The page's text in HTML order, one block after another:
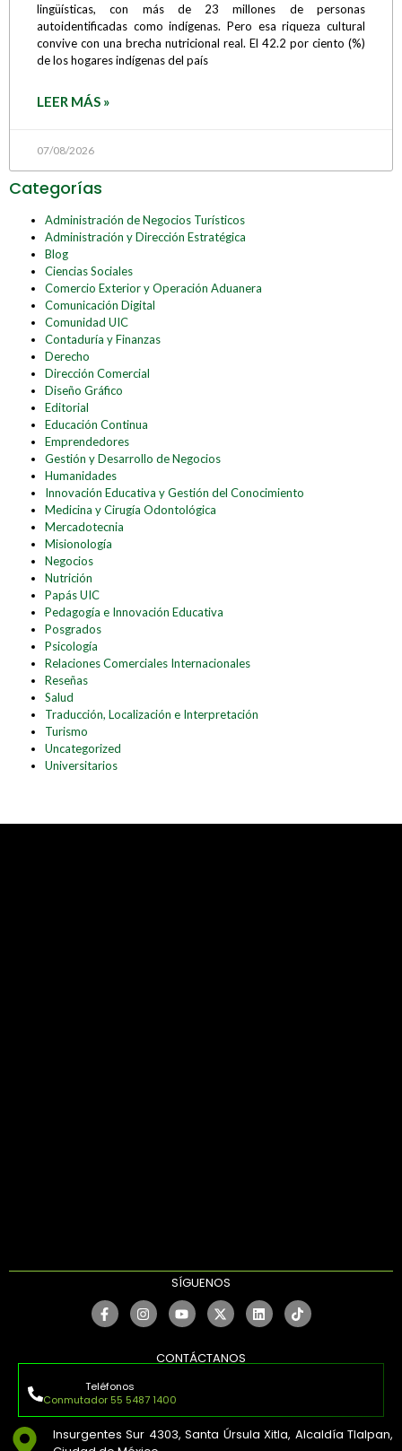
lingüísticas, con más de 23 millones de personas
autoidentificadas como indígenas. Pero esa riqueza cultural
convive con una brecha nutricional real. El 42.2 por ciento (%)
de los hogares indígenas del país
LEER MÁS »
07/08/2026
Categorías
Administración de Negocios Turísticos
Administración y Dirección Estratégica
Blog
Ciencias Sociales
Comercio Exterior y Operación Aduanera
Comunicación Digital
Comunidad UIC
Contaduría y Finanzas
Derecho
Dirección Comercial
Diseño Gráfico
Editorial
Educación Continua
Emprendedores
Gestión y Desarrollo de Negocios
Humanidades
Innovación Educativa y Gestión del Conocimiento
Medicina y Cirugía Odontológica
Mercadotecnia
Misionología
Negocios
Nutrición
Papás UIC
Pedagogía e Innovación Educativa
Posgrados
Psicología
Relaciones Comerciales Internacionales
Reseñas
Salud
Traducción, Localización e Interpretación
Turismo
Uncategorized
Universitarios
SÍGUENOS
CONTÁCTANOS
Teléfonos
Conmutador 55 5487 1400
Insurgentes Sur 4303, Santa Úrsula Xitla, Alcaldía Tlalpan,